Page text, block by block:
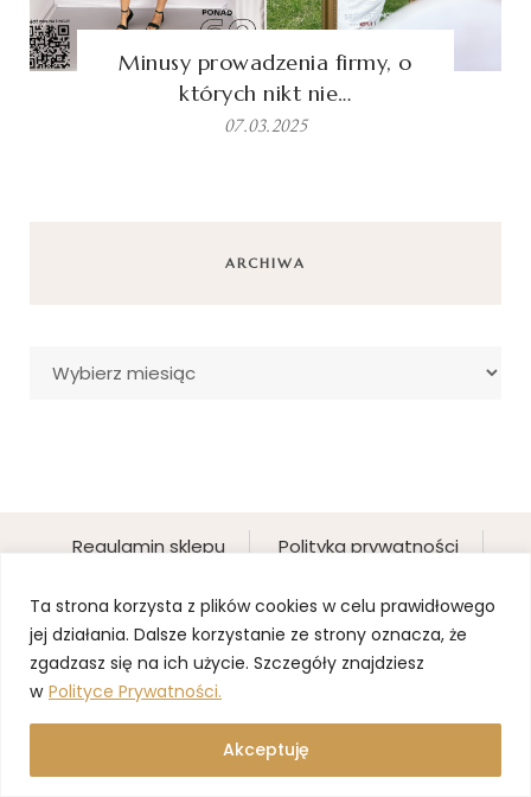
Ta strona korzysta z plików cookies w celu prawidłowego
jej działania. Dalsze korzystanie ze strony oznacza, że
zgadzasz się na ich użycie. Szczegóły znajdziesz
w Polityce Prywatności.
Akceptuję
Minusy prowadzenia firmy, o
których nikt nie…
07.03.2025
ARCHIWA
Regulamin sklepu
Polityka prywatności